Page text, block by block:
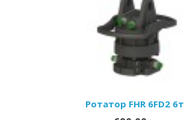
Ротатор FHR 6FD2 6т